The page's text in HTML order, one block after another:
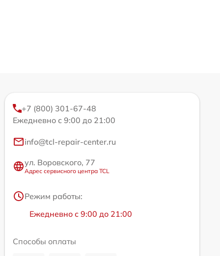
+7 (800) 301-67-48
Ежедневно с 9:00 до 21:00
info@tcl-repair-center.ru
ул. Воровского, 77
Адрес сервисного центра TCL
Режим работы:
Ежедневно с 9:00 до 21:00
Способы оплаты